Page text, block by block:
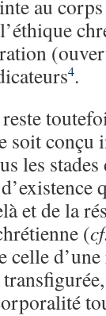
au
4.
conçu
les stades
et de la
(
celle